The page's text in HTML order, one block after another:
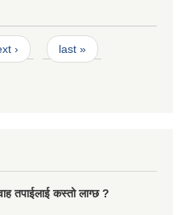
› last »
तपाईलाई कस्तो लाग्छ ?